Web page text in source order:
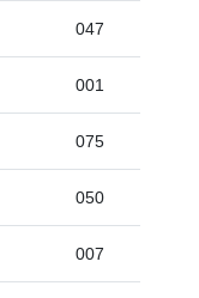
047
001
075
050
007